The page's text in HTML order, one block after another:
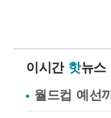
이시간 핫뉴스
월드컵 예선